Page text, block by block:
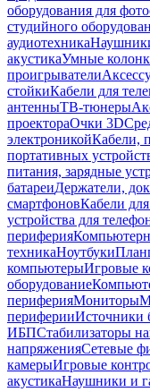
оборудования для
студийного
аудиотехника
акустикаУмные
проигрыватели
стойкиКабели для
антенныТВ-тюнеры
проектораОчки 3D
электроникойКабели,
портативных
питания, зарядные
батареиДержатели,
смартфоновКабели
устройства для
периферия
техникаНоутбуки
компьютерыИгровые
оборудование
периферияМониторы
периферииИсточники
ИБПСтабилизаторы
напряженияСетевые
камерыИгровые
акустикаНаушники и